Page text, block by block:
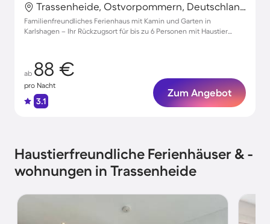
Trassenheide, Ostvorpommern, Deutschland
Familienfreundliches Ferienhaus mit Kamin und Garten in
Karlshagen – Ihr Rückzugsort für bis zu 6 Personen mit Haustier
ab 88 €
pro Nacht
3.1
Zum Angebot
Haustierfreundliche Ferienhäuser & -
wohnungen in Trassenheide